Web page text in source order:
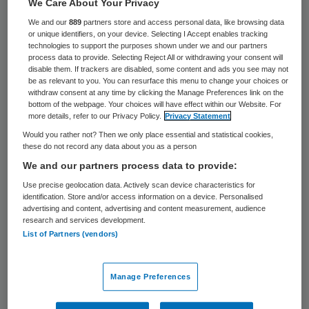
In woonzorgcentrum Mirtehof in Zeist,
onderdeel van Zorggroep Charim, heeft op
vrijdag 18 december in de avond brand
gewoed. Niemand raakte gewond. Wel
moesten de bewoners elders overnachten.
Op zaterdag 19 december rond het
elders onderdak gekregen omdat hun
woning nog niet bewoonbaar is.
werden voor de zekerheid nagekeken door
ambulancepersoneel, maar niemand raakte
We Care About Your Privacy
We and our889 partners store and access personal data, like browsing data
or unique identifiers, on your device. Selecting I Accept enables tracking
technologies to support the purposes shown under we and our partners
process data to provide. Selecting Reject All or withdrawing your consent will
disable them. If trackers are disabled, some content and ads you see may not
be as relevant to you. You can resurface this menu to change your choices or
withdraw consent at any time by clicking the Manage Preferences link on the
bottom of the webpage. Your choices will have effect within our Website. For
more details, refer to our Privacy Policy.
Privacy Statement
Would you rather not? Then we only place essential and statistical cookies,
these do not record any data about you as a person
We and our partners process data to provide:
Use precise geolocation data. Actively scan device characteristics for
identification. Store and/or access information on a device. Personalised
advertising and content, advertising and content measurement, audience
research and services development.
List of Partners (vendors)
Manage Preferences